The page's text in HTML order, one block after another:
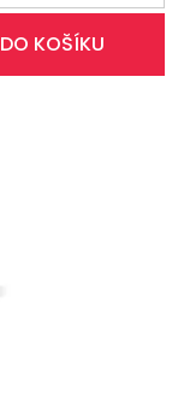
DO KOŠÍKU